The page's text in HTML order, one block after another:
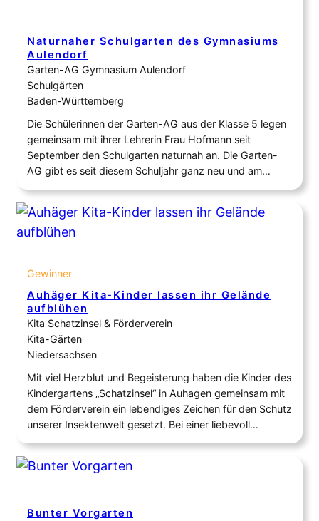
Naturnaher Schulgarten des Gymnasiums
Aulendorf
Garten-AG Gymnasium Aulendorf
Schulgärten
Baden-Württemberg
Die Schülerinnen der Garten-AG aus der Klasse 5 legen
gemeinsam mit ihrer Lehrerin Frau Hofmann seit
September den Schulgarten naturnah an. Die Garten-
AG gibt es seit diesem Schuljahr ganz neu und am
Anfang stand uns zunächst eine sehr karge und leere
Fläche zur Verfügung, die wir nun naturnah umgestalten.
Und auch Teile des Schulhofes sollen…
Gewinner
Auhäger Kita-Kinder lassen ihr Gelände
aufblühen
Kita Schatzinsel & Förderverein
Kita-Gärten
Niedersachsen
Mit viel Herzblut und Begeisterung haben die Kinder des
Kindergartens „Schatzinsel“ in Auhagen gemeinsam mit
dem Förderverein ein lebendiges Zeichen für den Schutz
unserer Insektenwelt gesetzt. Bei einer liebevoll
organisierten Pflanzaktion wurde ein Teil des
Außengeländes in eine blühende Oase für Wildbienen
und andere Bestäuber verwandelt. Gepflanzt wurden
Bunter Vorgarten